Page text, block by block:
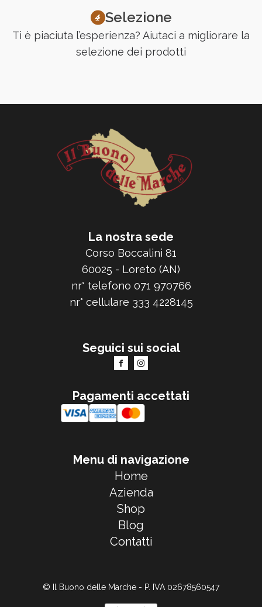
Selezione
Ti è piaciuta l’esperienza? Aiutaci a migliorare la
selezione dei prodotti
La nostra sede
Corso Boccalini 81
60025 - Loreto (AN)
nr° telefono 071 970766
nr° cellulare 333 4228145
Seguici sui social
Pagamenti accettati
Menu di navigazione
Home
Azienda
Shop
Blog
Contatti
© Il Buono delle Marche - P. IVA 02678560547